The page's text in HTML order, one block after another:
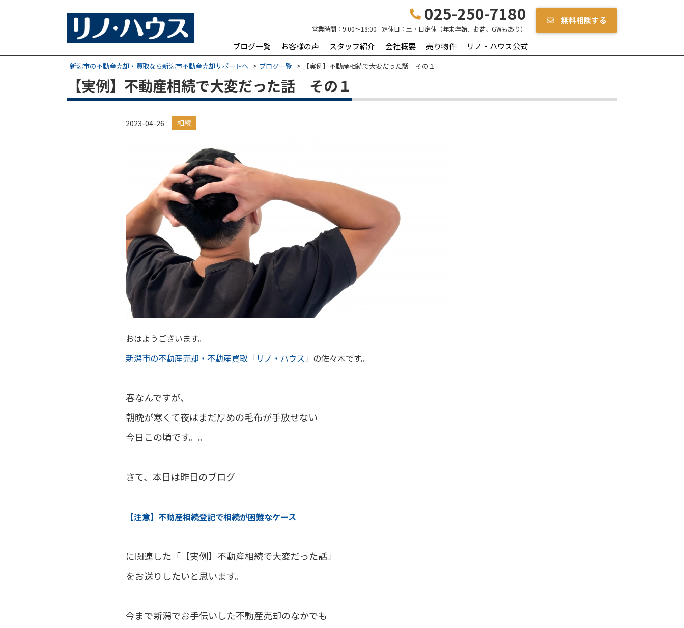
025-250-7180
営業時間： 9:00～18:00 定休日： 土・日定休（年末年始、お盆、GWもあり）
無料相談する
ブログ一覧 お客様の声 スタッフ紹介 会社概要 売り物件 リノ・ハウス公式
新潟市の不動産売却・買取なら新潟市不動産売却サポートへ ブログ一覧 【実例】不動産相続で大変だった話 その１
【実例】不動産相続で大変だった話 その１
2023-04-26 相続
おはようございます。
新潟市の不動産売却・不動産買取 「リノ・ハウス 」の佐々木です。
春なんですが、
朝晩が寒くて夜はまだ厚めの毛布が手放せない
今日この頃です。。
さて、本日は昨日のブログ
【注意】不動産相続登記で相続が困難なケース
に関連した「【実例】不動産相続で大変だった話」
をお送りしたいと思います。
今まで新潟でお手伝いした不動産売却のなかでも